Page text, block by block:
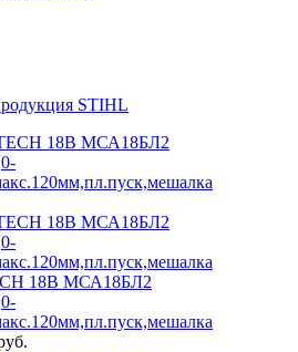
18В МСА18БЛ2